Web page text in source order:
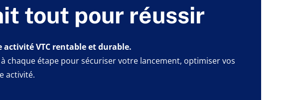
tout pour réussir
VTC rentable et durable.
chaque étape pour sécuriser votre lancement, optimiser vos
activité.